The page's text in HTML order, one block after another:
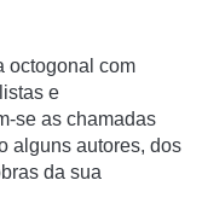
octogonal com
e
se as chamadas
alguns autores, dos
da sua